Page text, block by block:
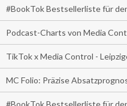
#BookTok Bestsellerliste für
Podcast-Charts von Media
TikTok x Media Control -
MC Folio: Präzise
#BookTok Bestsellerliste für